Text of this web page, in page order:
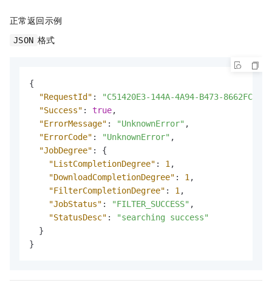
正常返回示例
JSON 格式
{
"RequestId" :
"C51420E3-144A-4A94-B473-
"Success" : true,
"ErrorMessage" : "UnknownError" ,
"ErrorCode" : "UnknownError" ,
"JobDegree" :
{
"ListCompletionDegree" : 1 ,
"DownloadCompletionDegree" : 1 ,
"FilterCompletionDegree" : 1 ,
"JobStatus" : "FILTER_SUCCESS" ,
"StatusDesc" :
"searching success"
}
}